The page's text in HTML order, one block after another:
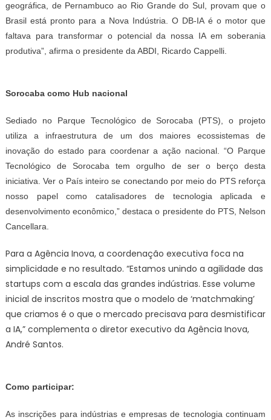
geográfica, de Pernambuco ao Rio Grande do Sul, provam que o
Brasil está pronto para a Nova Indústria. O DB-IA é o motor que
faltava para transformar o potencial da nossa IA em soberania
produtiva”, afirma o presidente da ABDI, Ricardo Cappelli.
Sorocaba como Hub nacional
Sediado no Parque Tecnológico de Sorocaba (PTS), o projeto
utiliza a infraestrutura de um dos maiores ecossistemas de
inovação do estado para coordenar a ação nacional. “O Parque
Tecnológico de Sorocaba tem orgulho de ser o berço desta
iniciativa. Ver o País inteiro se conectando por meio do PTS reforça
nosso papel como catalisadores de tecnologia aplicada e
desenvolvimento econômico,” destaca o presidente do PTS, Nelson
Cancellara.
Para a Agência Inova, a coordenação executiva foca na
simplicidade e no resultado. “Estamos unindo a agilidade das
startups com a escala das grandes indústrias. Esse volume
inicial de inscritos mostra que o modelo de ‘matchmaking’
que criamos é o que o mercado precisava para desmistificar
a IA,” complementa o diretor executivo da Agência Inova,
André Santos.
Como participar:
As inscrições para indústrias e empresas de tecnologia continuam